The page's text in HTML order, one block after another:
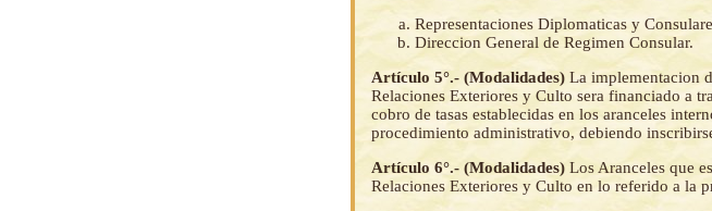
Representaciones Diplomaticas y
Direccion General de Regimen Consular.
Artículo 5°.- (Modalidades) La implementacion
Relaciones Exteriores y Culto sera financiado a
cobro de tasas establecidas en los aranceles
procedimiento administrativo, debiendo
Artículo 6°.- (Modalidades) Los Aranceles que
Relaciones Exteriores y Culto en lo referido a la